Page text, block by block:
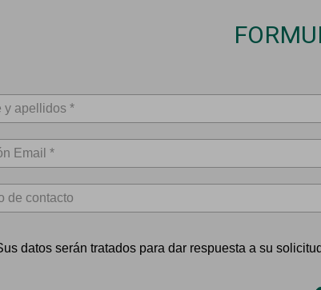
datos serán tratados para dar respuesta a su